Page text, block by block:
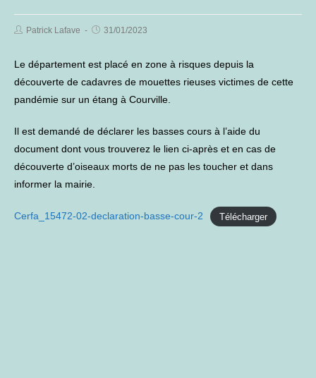
PostPatrick Lafave
Post31/01/2023
Le département est placé en zone à risques depuis la
découverte de cadavres de mouettes rieuses victimes de cette
pandémie sur un étang à Courville.
Il est demandé de déclarer les basses cours à l’aide du
document dont vous trouverez le lien ci-après et en cas de
découverte d’oiseaux morts de ne pas les toucher et dans
informer la mairie.
Cerfa_15472-02-declaration-basse-cour-2 Télécharger